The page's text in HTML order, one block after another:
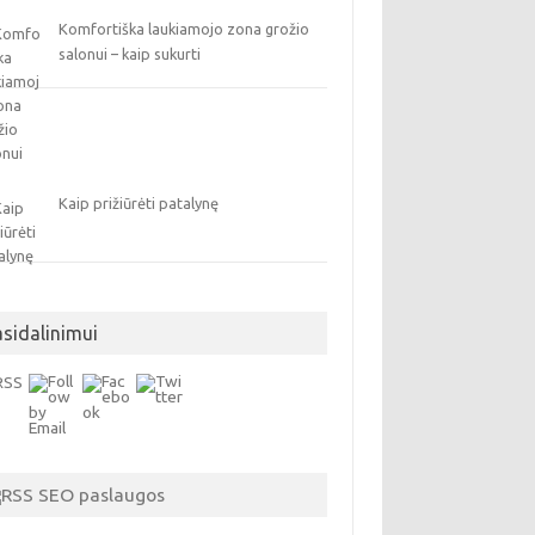
Komfortiška laukiamojo zona grožio
salonui – kaip sukurti
Kaip prižiūrėti patalynę
SEO paslaugos